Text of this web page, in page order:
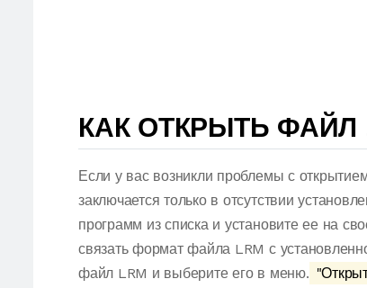
КАК ОТКРЫТЬ ФАЙЛ
Если у вас возникли проблемы с
заключается только в отсутствии
программ из списка и установите ее на
связать формат файла LRM с
файл LRM и выберите его в меню.